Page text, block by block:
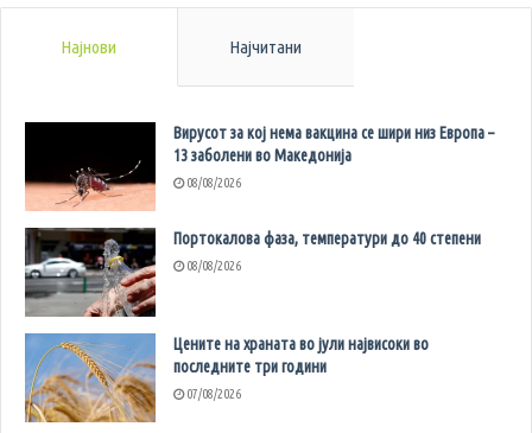
Најнови Најчитани
Вирусот за кој нема вакцина се шири низ Европа –
13 заболени во Македонија
08/08/2026
Портокалова фаза, температури до 40 степени
08/08/2026
Цените на храната во јули највисоки во
последните три години
07/08/2026